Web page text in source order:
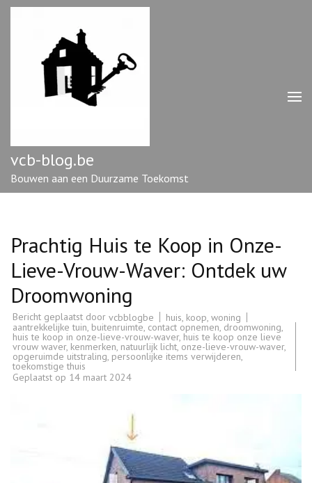
Ga
vcb-blog.be
Bouwen aan een Duurzame Toekomst
Prachtig Huis te Koop in Onze-
Lieve-Vrouw-Waver: Ontdek uw
Droomwoning
Bericht geplaatst door vcbblogbe huis koop woning
aantrekkelijke tuin, buitenruimte, contact opnemen, droomwoning,
huis te koop in onze-lieve-vrouw-waver, huis te koop onze lieve
vrouw waver, kenmerken, natuurlijk licht, onze-lieve-vrouw-waver,
opgeruimde uitstraling, persoonlijke items verwijderen,
toekomstige thuis
Geplaatst op 14 maart 2024